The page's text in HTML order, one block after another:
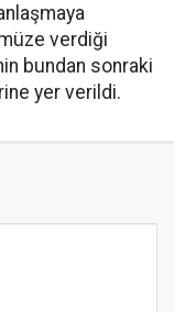
verdiği
bundan sonraki
yer verildi.